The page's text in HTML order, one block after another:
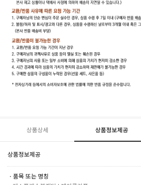
상품상세 상품정보제공
상품정보제공
ㆍ품목 또는 명칭